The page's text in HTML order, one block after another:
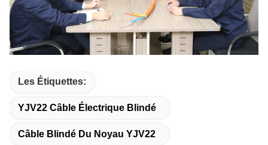
Les Étiquettes:
YJV22 Câble Électrique Blindé
Câble Blindé Du Noyau YJV22